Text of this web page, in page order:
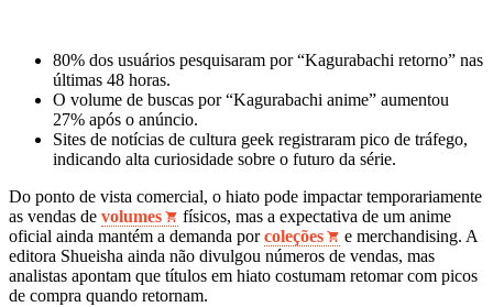
80% dos usuários pesquisaram por “Kagurabachi retorno” nas
últimas 48 horas.
O volume de buscas por “Kagurabachi anime” aumentou
27% após o anúncio.
Sites de notícias de cultura geek registraram pico de tráfego,
indicando alta curiosidade sobre o futuro da série.
Do ponto de vista comercial, o hiato pode impactar temporariamente
as vendas de volumes
físicos, mas a expectativa de um anime
oficial ainda mantém a demanda porcoleções
e merchandising. A
editora Shueisha ainda não divulgou números de vendas, mas
analistas apontam que títulos em hiato costumam retomar com picos
de compra quando retornam.